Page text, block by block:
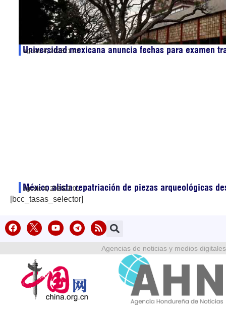
Universidad mexicana anuncia fechas para examen
agosto 4, 202621:42
México alista repatriación de piezas arqueológicas
agosto 4, 202621:01
[bcc_tasas_selector]
Agencias de noticias y medios digitales